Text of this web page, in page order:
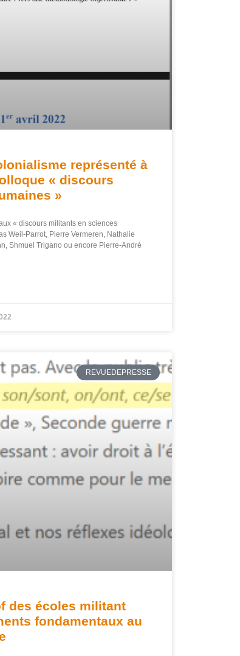
représenté à
« discours
»
« discours militants en sciences
Weil-Parrot, Pierre Vermeren, Nathalie
Shmuel Trigano ou encore Pierre-André
REVUEDEPRESSE
des écoles militant
fondamentaux au